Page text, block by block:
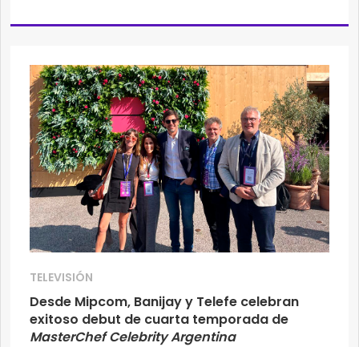
TELEVISIÓN
Desde Mipcom, Banijay y Telefe celebran
exitoso debut de cuarta temporada de
MasterChef Celebrity Argentina